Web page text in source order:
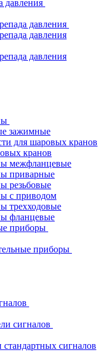
давления
давления
давления
давления
зажимные
для шаровых кранов
кранов
межфланцевые
приварные
резьбовые
с приводом
трехходовые
фланцевые
приборы
приборы
сигналов
сигналов